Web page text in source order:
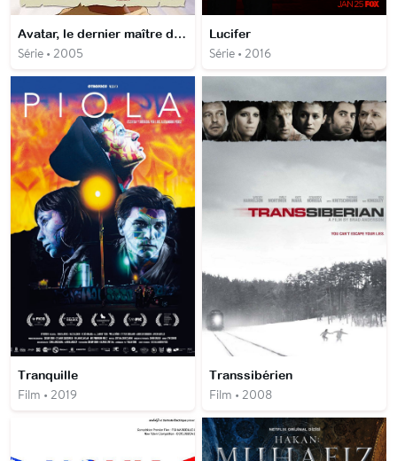
Avatar, le dernier maître de l'air
Série • 2005
Lucifer
Série • 2016
Tranquille
Film • 2019
Transsibérien
Film • 2008